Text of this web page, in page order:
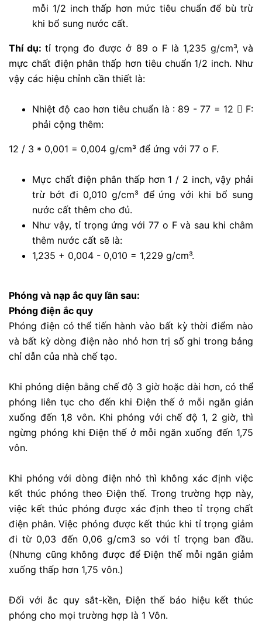
mỗi 1/2 inch thấp hơn mức tiêu chuẩn để bù trừ
khi bổ sung nước cất.
Thí dụ:tỉ trọng đo được ở 89 o F là 1,235 g/cm³, và
mực chất điện phân thấp hơn tiêu chuẩn 1/2 inch. Như
vậy các hiệu chỉnh cần thiết là:
Nhiệt độ cao hơn tiêu chuẩn là : 89 - 77 = 12  F:
phải cộng thêm:
12 / 3 * 0,001 = 0,004 g/cm³ để ứng với 77 o F.
Mực chất điện phân thấp hơn 1 / 2 inch, vậy phải
trừ bớt đi 0,010 g/cm³ để ứng với khi bổ sung
nước cất thêm cho đủ.
Như vậy, tỉ trọng ứng với 77 o F và sau khi châm
thêm nước cất sẽ là:
1,235 + 0,004 - 0,010 = 1,229 g/cm³.
Phóng và nạp ắc quy lần sau:
Phóng điện ắc quy
Phóng điện có thể tiến hành vào bất kỳ thời điểm nào
và bất kỳ dòng điện nào nhỏ hơn trị số ghi trong bảng
chỉ dẫn của nhà chế tạo.
Khi phóng diện bằng chế độ 3 giờ hoặc dài hơn, có thể
phóng liên tục cho đến khi Điện thế ở mỗi ngăn giản
xuống đến 1,8 vôn. Khi phóng với chế độ 1, 2 giờ, thì
ngừng phóng khi Điện thế ở mỗi ngăn xuống đến 1,75
vôn.
Khi phóng với dòng điện nhỏ thì không xác định việc
kết thúc phóng theo Điện thế. Trong trường hợp này,
việc kết thúc phóng được xác định theo tỉ trọng chất
điện phân. Việc phóng được kết thúc khi tỉ trọng giảm
đi từ 0,03 đến 0,06 g/cm3 so với tỉ trọng ban đầu.
(Nhưng cũng không được để Điện thế mỗi ngăn giảm
xuống thấp hơn 1,75 vôn.)
Đối với ắc quy sắt-kền, Điện thế báo hiệu kết thúc
phóng cho mọi trường hợp là 1 Vôn.